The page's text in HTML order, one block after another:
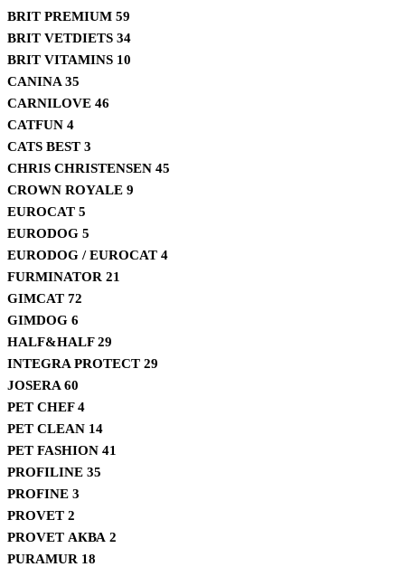
BRIT PREMIUM 59
BRIT VETDIETS 34
BRIT VITAMINS 10
CANINA 35
CARNILOVE 46
CATFUN 4
CATS BEST 3
CHRIS CHRISTENSEN 45
CROWN ROYALE 9
EUROCAT 5
EURODOG 5
EURODOG / EUROCAT 4
FURMINATOR 21
GIMCAT 72
GIMDOG 6
HALF&HALF29
INTEGRA PROTECT 29
JOSERA 60
PET CHEF4
PET CLEAN 14
PET FASHION 41
PROFILINE 35
PROFINE 3
PROVET 2
PROVET АКВА 2
PURAMUR 18